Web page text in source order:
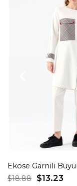
$13.23
$18.88